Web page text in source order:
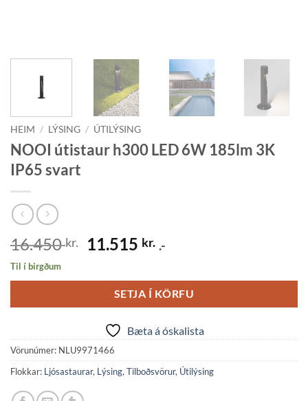
HEIM / LÝSING / ÚTILÝSING
NOOI útistaur h300 LED 6W 185lm 3K
IP65 svart
16.450kr.
Original
was:
16.450 kr..
11.515 kr.Current
is:
11.515 kr..
.-
Til í birgðum
SETJA Í KÖRFU
Bæta á óskalista
Vörunúmer: NLU9971466
Flokkar: Ljósastaurar, Lýsing, Tilboðsvörur, Útilýsing